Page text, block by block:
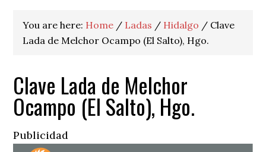
You are here: Home / Ladas / Hidalgo / Clave
Lada de Melchor Ocampo (El Salto), Hgo.
Clave Lada de Melchor
Ocampo (El Salto), Hgo.
Publicidad